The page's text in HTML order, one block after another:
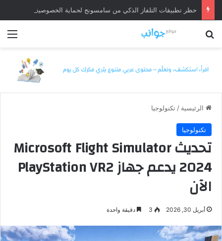
حظر تطبيقات التلفاز الذكي من سامسونج لحماية الخصوصية
الرئيسية / تكنولوجيا
تكنولوجيا
تحديث Microsoft Flight Simulator
2024 يدعم جهاز PlayStation VR2
الآن
أبريل 30, 2026 3 دقيقة واحدة